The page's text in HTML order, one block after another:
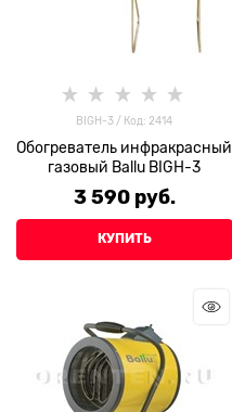
BIGH-3 / Код: 2414
Обогреватель инфракрасный
газовый Ballu BIGH-3
3 590 руб.
КУПИТЬ